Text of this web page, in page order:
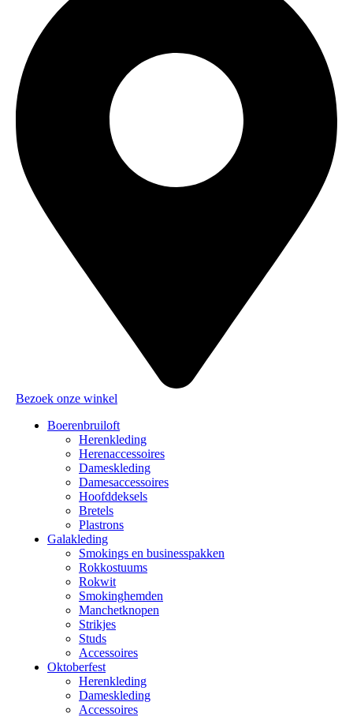
Bezoek onze winkel
Boerenbruiloft
Herenkleding
Herenaccessoires
Dameskleding
Damesaccessoires
Hoofddeksels
Bretels
Plastrons
Galakleding
Smokings en businesspakken
Rokkostuums
Rokwit
Smokinghemden
Manchetknopen
Strikjes
Studs
Accessoires
Oktoberfest
Herenkleding
Dameskleding
Accessoires